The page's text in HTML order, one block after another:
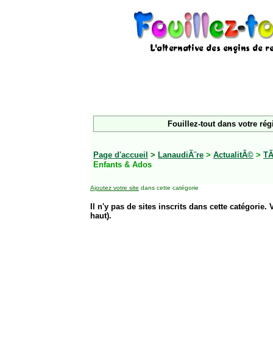
Fouillez-tout dans votre
Page d'accueil > LanaudiÃ¨re > ActualitÃ© >
Enfants & Ados
Ajoutez votre site dans cette catégorie
Il n'y pas de sites inscrits dans cette
haut).